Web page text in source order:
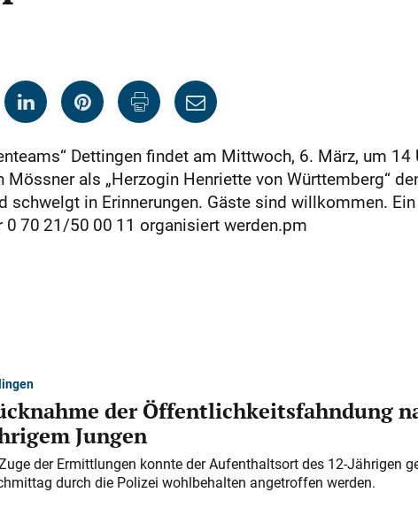
Dettingen findet am Mittwoch, 6. März, um 14
als „Herzogin Henriette von Württemberg“
in Erinnerungen. Gäste sind willkommen.
0 70 21/50 00 11 organisiert werden.pm
der Öffentlichkeitsfahndung
Jungen
der Ermittlungen konnte der Aufenthaltsort des 12-Jährigen
durch die Polizei wohlbehalten angetroffen werden.